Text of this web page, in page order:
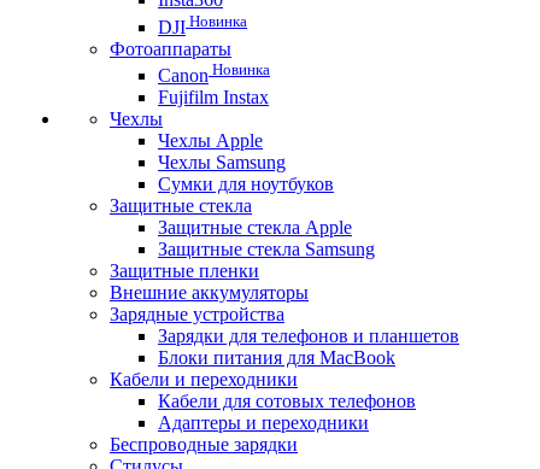
DJI Новинка
Фотоаппараты
Canon Новинка
Fujifilm Instax
Чехлы
Чехлы Apple
Чехлы Samsung
Сумки для ноутбуков
Защитные стекла
Защитные стекла Apple
Защитные стекла Samsung
Защитные пленки
Внешние аккумуляторы
Зарядные устройства
Зарядки для телефонов и планшетов
Блоки питания для MacBook
Кабели и переходники
Кабели для сотовых телефонов
Адаптеры и переходники
Беспроводные зарядки